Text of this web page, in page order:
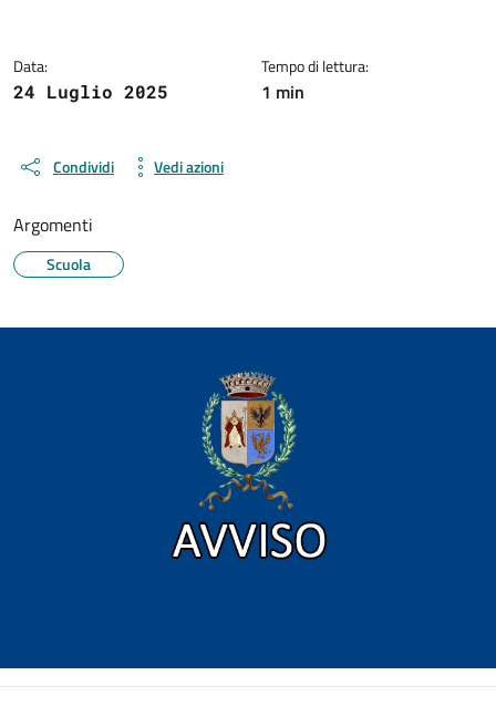
Data:
24 Luglio 2025
Tempo di lettura:
1 min
Condividi Vedi azioni
Argomenti
Scuola